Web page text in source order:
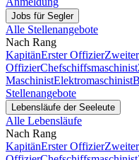
Jobs für Segler
Alle Stellenangebote
Nach Rang
KapitänErster Offizier
OffizierChefschiffsmaschinist
MaschinistElektromaschinist
Stellenangebote
Lebensläufe der Seeleute
Alle Lebensläufe
Nach Rang
KapitänErster Offizier